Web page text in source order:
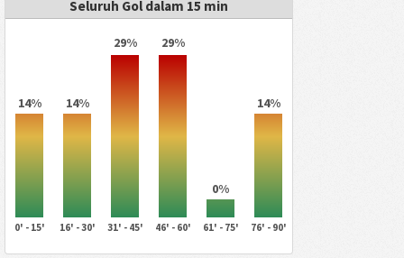
Seluruh Gol dalam 15 min
14% 14%
29% 29%
0%
14%
0' - 15' 16' - 30' 31' - 45' 46' - 60' 61' - 75' 76' - 90'